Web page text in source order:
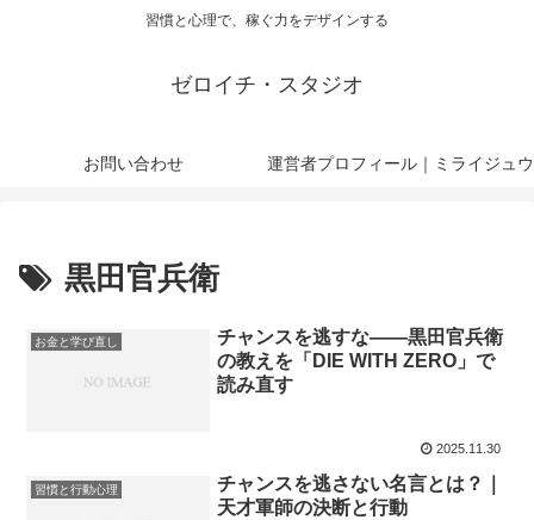
習慣と心理で、稼ぐ力をデザインする
ゼロイチ・スタジオ
お問い合わせ 運営者プロフィール｜ミライジュウ
黒田官兵衛
お金と学び直し
チャンスを逃すな——黒田官兵衛
の教えを「DIE WITH ZERO」で
読み直す
2025.11.30
習慣と行動心理
チャンスを逃さない名言とは？｜
天才軍師の決断と行動